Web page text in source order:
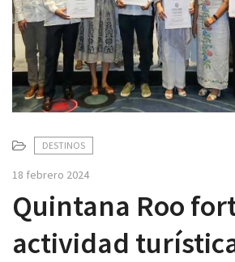
i
a
t
i
o
DESTINOS
18 febrero 2024
Quintana Roo
actividad